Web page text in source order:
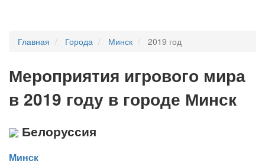
Главная Города Минск 2019 год
Мероприятия игрового мира
в 2019 году в городе Минск
Белоруссия
Минск